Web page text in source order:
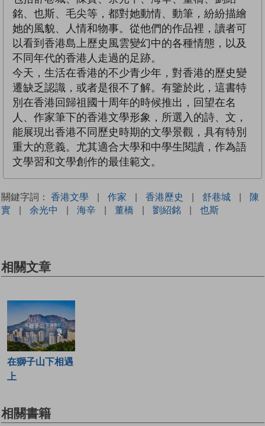
銘、也斯、毛尖等，都對她動情、動筆，紛紛描繪
她的風貌、人情和物事。從他們的作品裡，讀者可
以看到香港島上歷史風雲變幻中的各種情態，以及
不同年代的香港人走過的足跡。
今天，生活在香港的不少青少年，對香港的歷史變
遷缺乏認識，或者是很不了解。有鑒於此，這書特
別在香港回歸祖國十周年的時候推出，回望在名
人、作家筆下的香港文學形象，所選入的詩、文，
能展現出香港不同歷史時期的文學景觀，具有特別
重大的意義。尤其適合大學和中學生閱讀，作為語
文學習和文學創作的最佳範文。
關鍵字詞： 香港文學 | 作家 | 香港歷史 | 舒巷城 |
陳
實
| 余光中 | 海辛 | 董橋 | 劉紹銘 | 也斯
相關文章
在獅子山下相遇
上
相關書籍